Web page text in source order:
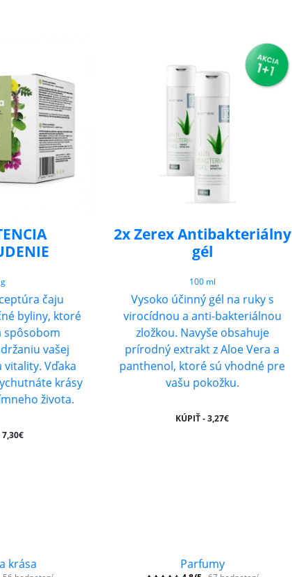
čaju
byliny, ktoré
spôsobom
vašej
vitality. Vďaka
krásy
života.
7,30€
2x Zerex Antibakteriálny
gél
100 ml
Vysoko účinný gél na ruky s
virocídnou a anti-bakteriálnou
zložkou. Navyše obsahuje
prírodný extrakt z Aloe Vera a
panthenol, ktoré sú vhodné pre
vašu pokožku.
KÚPIŤ - 3,27€
krása Parfumy